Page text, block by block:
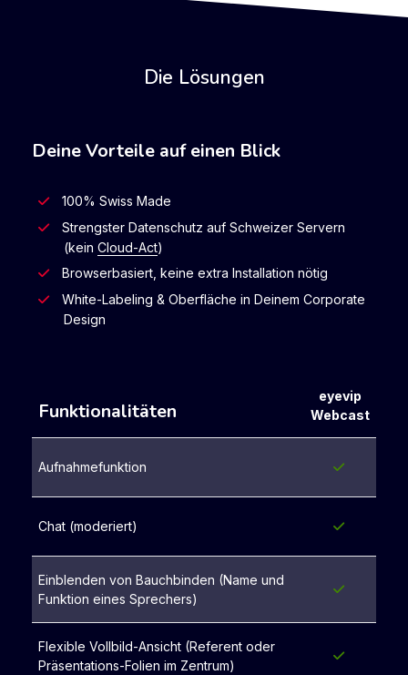
Die Lösungen
Deine Vorteile auf einen Blick
100% Swiss Made
Strengster Datenschutz auf Schweizer Servern
(kein Cloud-Act)
Browserbasiert, keine extra Installation nötig
White-Labeling & Oberfläche in Deinem Corporate
Design
Funktionalitäten
eyevip
Webcast
Aufnahmefunktion
Chat (moderiert)
Einblenden von Bauchbinden (Name und
Funktion eines Sprechers)
Flexible Vollbild-Ansicht (Referent oder
Präsentations-Folien im Zentrum)